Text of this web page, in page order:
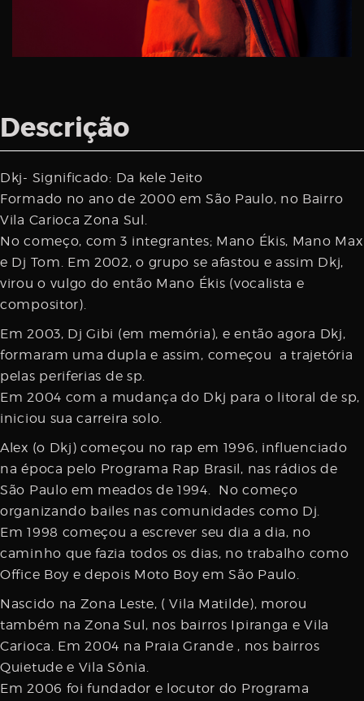
Descrição
Dkj- Significado: Da kele Jeito
Formado no ano de 2000 em São Paulo, no Bairro
Vila Carioca Zona Sul.
No começo, com 3 integrantes; Mano Ékis, Mano Max
e Dj Tom. Em 2002, o grupo se afastou e assim Dkj,
virou o vulgo do então Mano Ékis (vocalista e
compositor).
Em 2003, Dj Gibi (em memória), e então agora Dkj,
formaram uma dupla e assim, começou a trajetória
pelas periferias de sp.
Em 2004 com a mudança do Dkj para o litoral de sp,
iniciou sua carreira solo.
Alex (o Dkj) começou no rap em 1996, influenciado
na época pelo Programa Rap Brasil, nas rádios de
São Paulo em meados de 1994. No começo
organizando bailes nas comunidades como Dj.
Em 1998 começou a escrever seu dia a dia, no
caminho que fazia todos os dias, no trabalho como
Office Boy e depois Moto Boy em São Paulo.
Nascido na Zona Leste, ( Vila Matilde), morou
também na Zona Sul, nos bairros Ipiranga e Vila
Carioca. Em 2004 na Praia Grande , nos bairros
Quietude e Vila Sônia.
Em 2006 foi fundador e locutor do Programa